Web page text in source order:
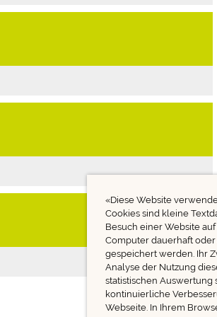
«Diese Website
Cookies sind kleine
Besuch einer Website
Computer dauerhaft
gespeichert werden. Ihr
Analyse der Nutzung
statistischen Auswertung
kontinuierliche
Webseite. In Ihrem